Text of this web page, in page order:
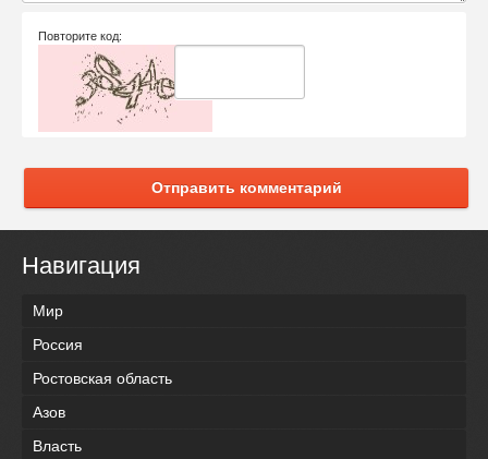
Повторите код:
Отправить комментарий
Навигация
Мир
Россия
Ростовская область
Азов
Власть